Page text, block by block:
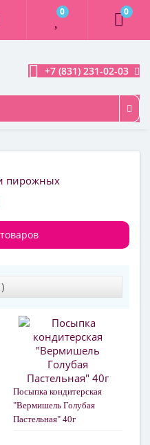
0 0
+7 (831) 231-02-03
пирожных
Посыпка кондитерская
"Вермишель Голубая
Пастельная" 40г